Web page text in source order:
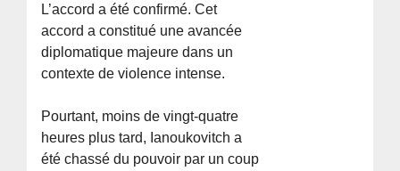
L’accord a été confirmé. Cet
accord a constitué une avancée
diplomatique majeure dans un
contexte de violence intense.
Pourtant, moins de vingt-quatre
heures plus tard, Ianoukovitch a
été chassé du pouvoir par un coup